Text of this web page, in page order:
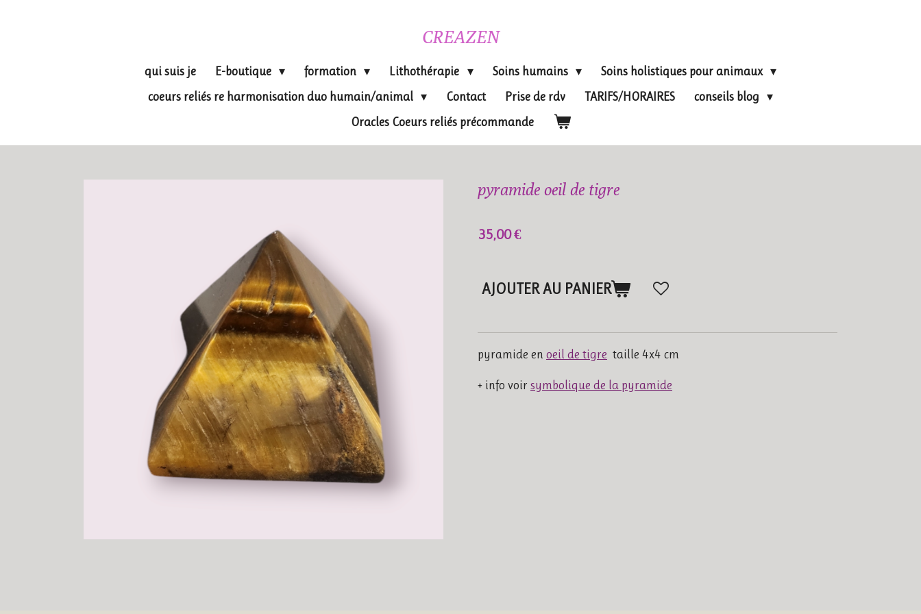
CREAZEN
qui suis je E-boutique formation Lithothérapie Soins humains
Soins holistiques pour animaux
coeurs reliés re harmonisation duo humain/animal
Contact Prise de rdv TARIFS/HORAIRES
conseils blog
Oracles Coeurs reliés précommande
pyramide oeil de tigre
35,00 €
AJOUTER AU PANIER
pyramide en oeil de tigre taille 4x4 cm
+ info voir symbolique de la pyramide